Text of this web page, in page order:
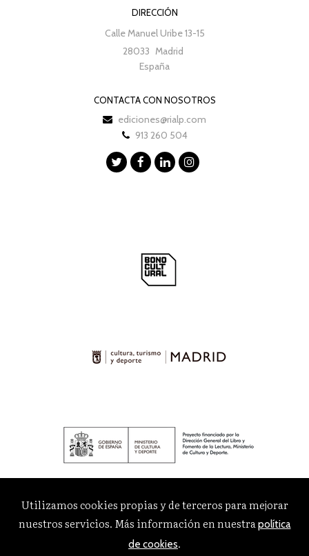
DIRECCIÓN
Calle Manuel Uribe 13-15
28033 Madrid
España
CONTACTA CON NOSOTROS
ediciones@rialp.com
913 260 504
Utilizamos cookies propias y de terceros para mejorar
nuestros servicios. Más información en nuestrapolítica
de cookies.